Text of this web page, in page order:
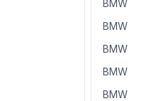
BMW
BMW
BMW
BMW
BMW